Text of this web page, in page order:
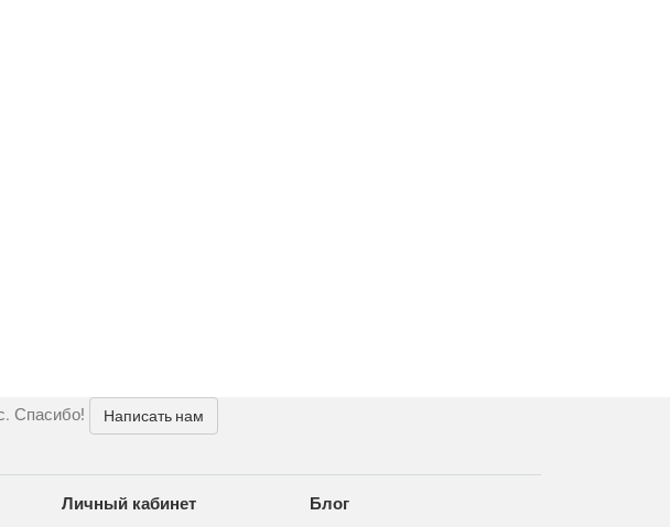
Спасибо!
Написать нам
Личный кабинет Блог